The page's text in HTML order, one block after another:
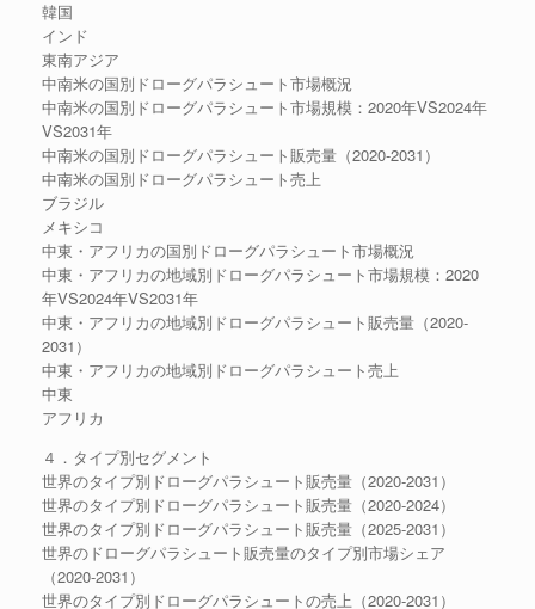
韓国
インド
東南アジア
中南米の国別ドローグパラシュート市場概況
中南米の国別ドローグパラシュート市場規模：2020年VS2024年
VS2031年
中南米の国別ドローグパラシュート販売量（2020-2031）
中南米の国別ドローグパラシュート売上
ブラジル
メキシコ
中東・アフリカの国別ドローグパラシュート市場概況
中東・アフリカの地域別ドローグパラシュート市場規模：2020
年VS2024年VS2031年
中東・アフリカの地域別ドローグパラシュート販売量（2020-
2031）
中東・アフリカの地域別ドローグパラシュート売上
中東
アフリカ
４．タイプ別セグメント
世界のタイプ別ドローグパラシュート販売量（2020-2031）
世界のタイプ別ドローグパラシュート販売量（2020-2024）
世界のタイプ別ドローグパラシュート販売量（2025-2031）
世界のドローグパラシュート販売量のタイプ別市場シェア
（2020-2031）
世界のタイプ別ドローグパラシュートの売上（2020-2031）